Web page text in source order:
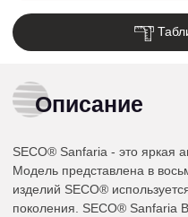
Описание
SECO® Sanfaria - это яркая
Модель представлена в
изделий SECO®
поколения. SECO® Sanfaria